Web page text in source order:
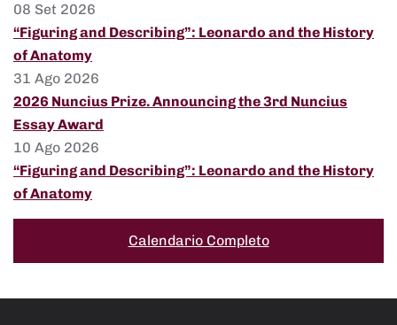
08 Set 2026
“Figuring and Describing”: Leonardo and the History
of Anatomy
31 Ago 2026
2026 Nuncius Prize. Announcing the 3rd Nuncius
Essay Award
10 Ago 2026
“Figuring and Describing”: Leonardo and the History
of Anatomy
Calendario Completo